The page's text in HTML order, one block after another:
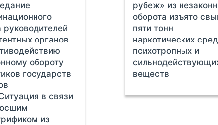
руководителей
органов
обороту
государств
в связи
из
рубеж» из
оборота изъято
пяти тонн
наркотических
психотропных и
веществ